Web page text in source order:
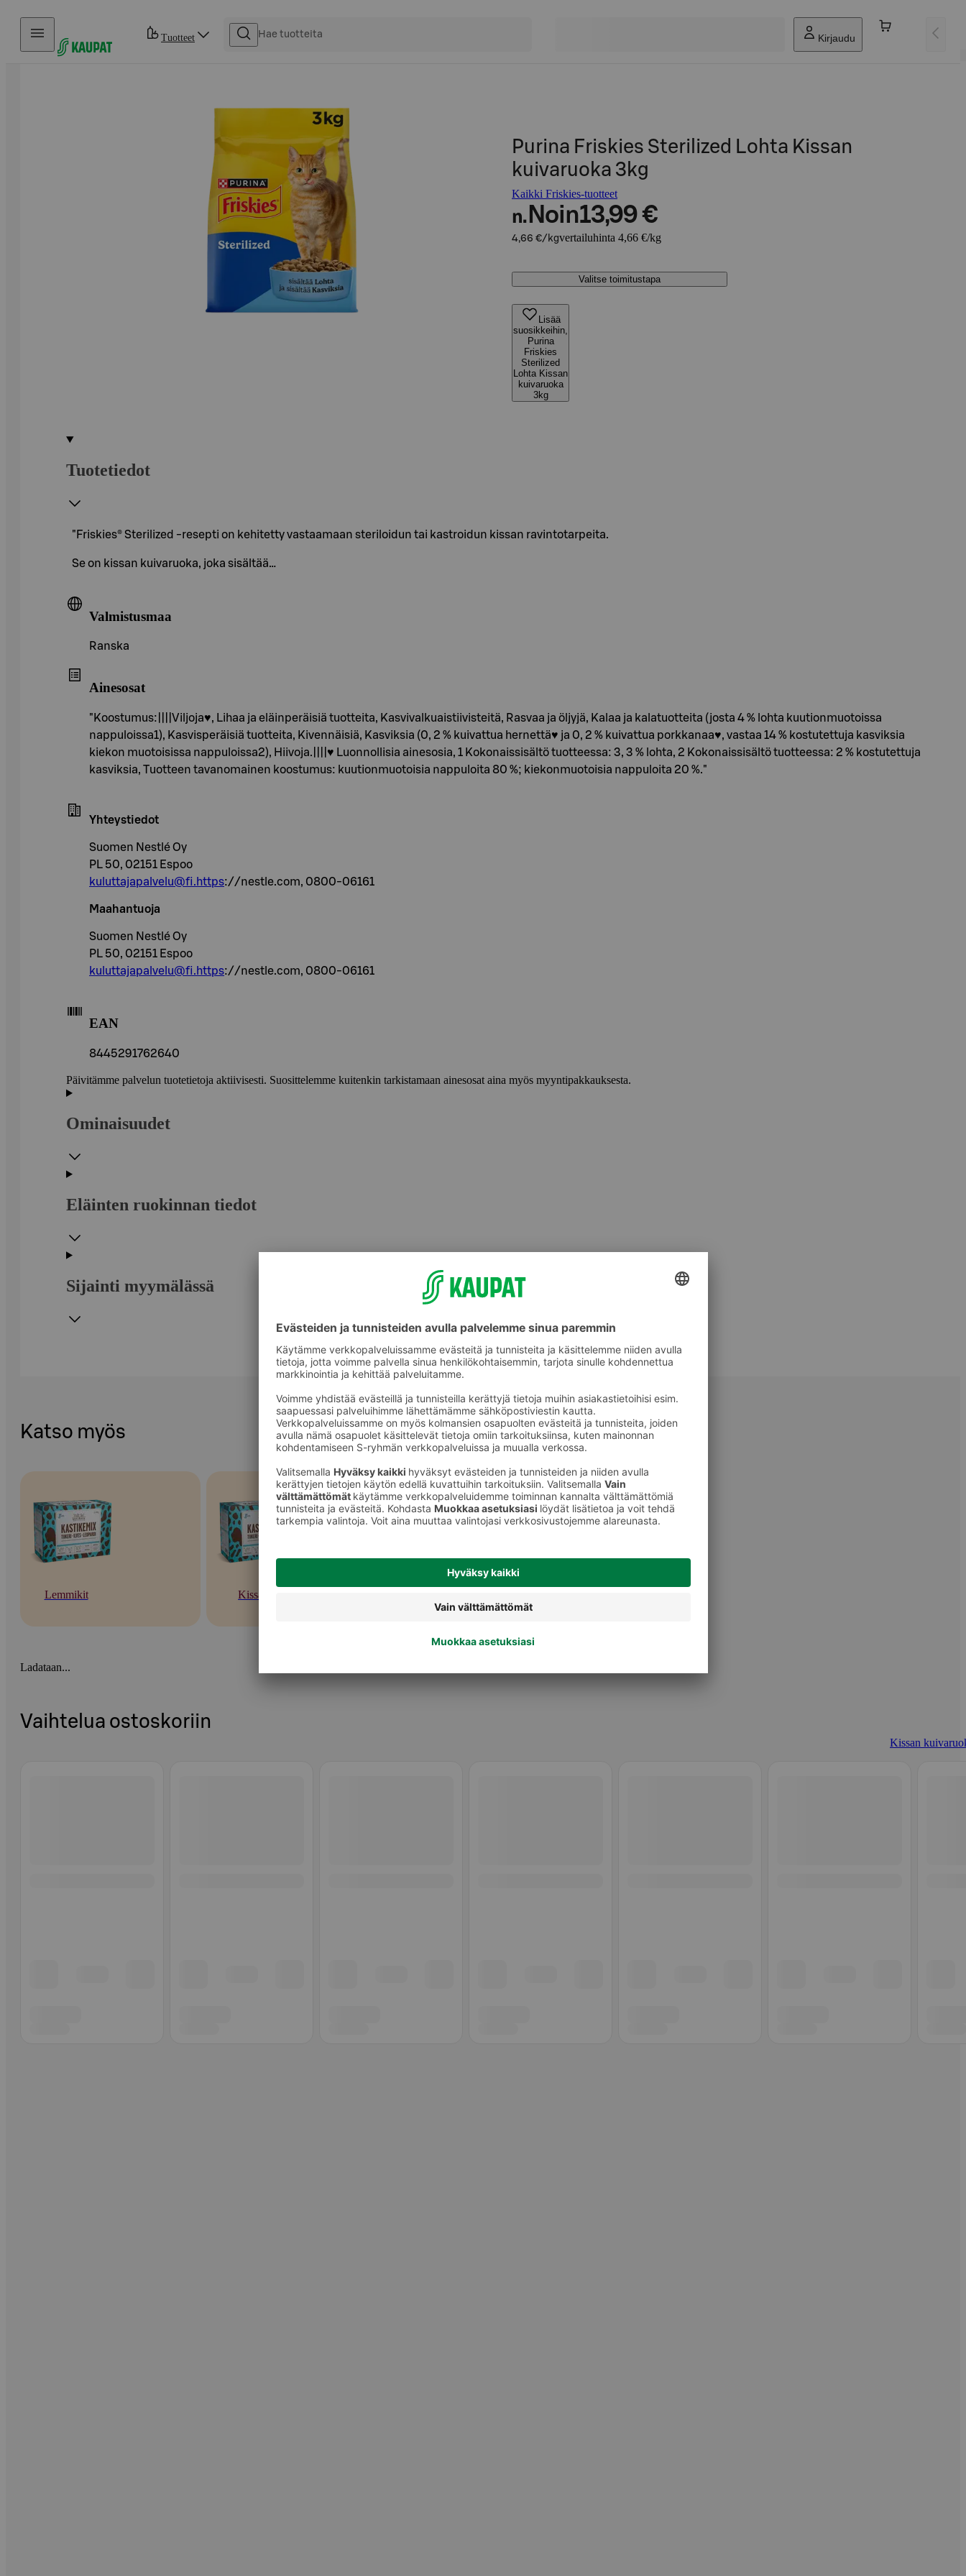
Hyppää sisältöön
Tuotteet Kirjaudu
Purina Friskies Sterilized Lohta Kissan
kuivaruoka 3kg
Kaikki Friskies-tuotteet
n. Noin13,99 €
4,66 €/kgvertailuhinta 4,66 €/kg
Valitse toimitustapa
Lisää
suosikkeihin,
Purina
Friskies
Sterilized
Lohta Kissan
kuivaruoka
3kg
Tuotetiedot
"Friskies® Sterilized -resepti on kehitetty vastaamaan steriloidun tai kastroidun kissan ravintotarpeita.
Se on kissan kuivaruoka, joka sisältää…
Valmistusmaa
Ranska
Ainesosat
"Koostumus:||||Viljoja♥, Lihaa ja eläinperäisiä tuotteita, Kasvivalkuaistiivisteitä, Rasvaa ja öljyjä, Kalaa ja kalatuotteita (josta 4 % lohta kuutionmuotoissa
nappuloissa1), Kasvisperäisiä tuotteita, Kivennäisiä, Kasviksia (0, 2 % kuivattua hernettä♥ ja 0, 2 % kuivattua porkkanaa♥, vastaa 14 % kostutettuja kasviksia
kiekon muotoisissa nappuloissa2), Hiivoja.||||♥ Luonnollisia ainesosia, 1 Kokonaissisältö tuotteessa: 3, 3 % lohta, 2 Kokonaissisältö tuotteessa: 2 % kostutettuja
kasviksia, Tuotteen tavanomainen koostumus: kuutionmuotoisia nappuloita 80 %; kiekonmuotoisia nappuloita 20 %."
Yhteystiedot
Suomen Nestlé Oy
PL 50, 02151 Espoo
kuluttajapalvelu@fi.https://nestle.com, 0800-06161
Maahantuoja
Suomen Nestlé Oy
PL 50, 02151 Espoo
kuluttajapalvelu@fi.https://nestle.com, 0800-06161
EAN
8445291762640
Päivitämme palvelun tuotetietoja aktiivisesti. Suosittelemme kuitenkin tarkistamaan ainesosat aina myös myyntipakkauksesta.
Ominaisuudet
Eläinten ruokinnan tiedot
Sijainti myymälässä
Katso myös
Lemmikit Kissat
Ladataan...
Vaihtelua ostoskoriin
Kissan